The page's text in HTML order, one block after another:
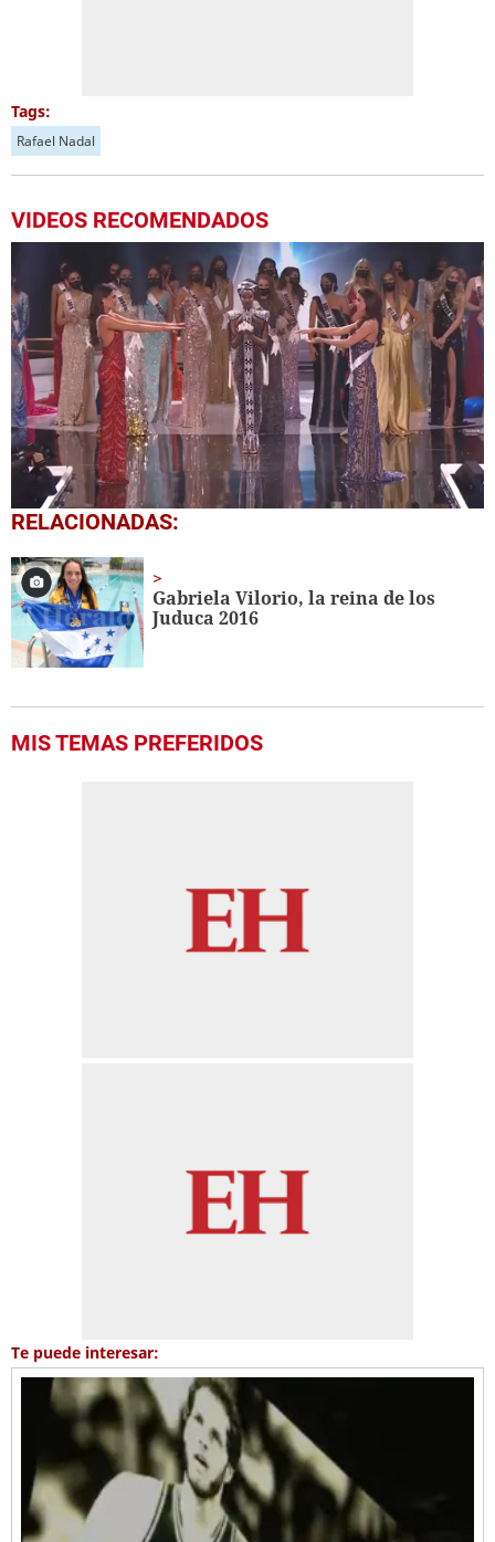
Tags:
Rafael Nadal
VIDEOS RECOMENDADOS
0
seconds
1
minute,
7
seconds
RELACIONADAS:
Gabriela Vilorio, la reina de los
Juduca 2016
MIS TEMAS PREFERIDOS
Te puede interesar: